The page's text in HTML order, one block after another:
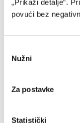
„Prikaži detalje“.
povući bez
Selection
Nužni
Za postavke
Statistički
Chase Audige